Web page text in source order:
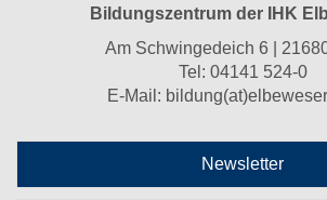
Bildungszentrum der IHK
Am Schwingedeich 6 |
Tel: 04141 524-0
E-Mail:
Newsletter